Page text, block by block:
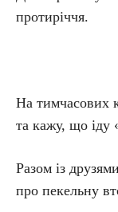
протиріччя.
На тимчасових
та кажу, що іду
Разом із
про пекельну